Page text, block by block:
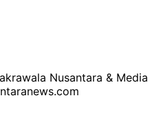
Nusantara & Media